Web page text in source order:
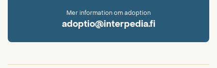
Mer information om adoption
adoptio@interpedia.fi